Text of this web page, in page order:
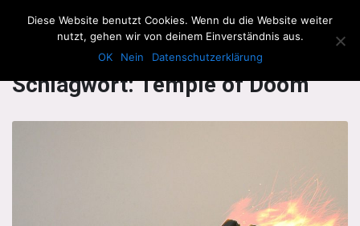
The Howling Men
Schlagwort:Temple of Doom
Diese Website benutzt Cookies. Wenn du die Website weiter
nutzt, gehen wir von deinem Einverständnis aus.
OK
Nein Datenschutzerklärung